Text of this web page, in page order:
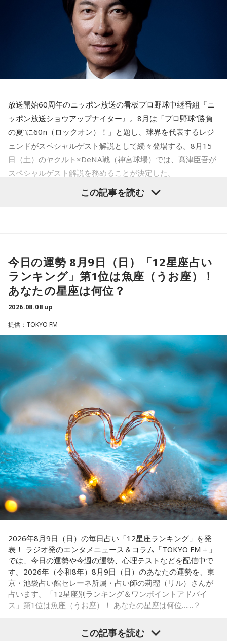
3連休の最後、春分の日は家でリラックスしながらラジオを聴
いてみてはいかがでしょうか？
『radiko.jpプレミアム（エリアフリー聴取）』なら、今まで
聴けなかったラジオ局の番組も聴くことができます。
▼プレミアム会員登録はこちらから
http://radiko.jp/rg/premium/
@SPORTSBEAT_TFM
この心理テストでわかることは、追い詰められた時に出る、
あなたの「究極の裏の顔」です。
とっさに握りしめたものは、あなたが窮地で無意識に守ろう
とする「本当に大切なもの」を暗示しています。冷静ではい
られない極限の場面でこそ、普段は隠れているあなたの本性
鳩のぬいぐるみは「愛情」を暗示しています。あなたは追い
詰められても、自分より大切な誰かを思い浮かべる、利他的
なタイプ。窮地でこそ人にやさしくできる、あたたかい心の
持ち主です。ただ、自分を後回しにしすぎないよう気をつけ
てください。
2．身分証……本性は「したたかな悪魔」
身分証は「あなた自身の存在」を暗示しています。あなたは
窮地に立たされると、何よりまず自分を守り抜く、利己的な
乾電池は「内に秘めたエネルギー」を暗示しています。あな
たは追い詰められると、理屈より先に、その時の衝動でとっ
さに動く本能タイプ。ある意味では、いちばん人間らしいか
もしれません。勢いが吉と出ることも多いですが、一呼吸置
いて考える癖もつけてみて。
4．懐中電灯……本性は「冷静な神様!?」
懐中電灯は「今後の見通し」を暗示しています。あなたは極
限の場面でもパニックにならず、状況を一歩引いて見極める
冷静沈着なタイプ。感情に飲まれず、俯瞰して考えられるタ
イプです。ただ、いつも冷静すぎると近寄りがたく見られる
こともあるので、時には素直になってみましょう。
天使も悪魔も、どちらもあなたの一部。自分の中の両方を知
っておくことが、いざという時の本当の強さになるのかもし
れません。
■監修者プロフィール：蝶ちょ（ちょうちょ）
池袋占い館セレーネ所属。電話占いメルにも出演。第六感で
人の想いを捉える羅針盤ヒーラー。霊感タロット、四柱推
命、宿曜占星術でオーダーメイドの鑑定を手掛ける。転職、
結婚、離別など多くの経験から、今どう動くべきか悩む人に
Webサイト：https://selene-uranai.com/
YouTube： https://www.youtube.com/@ataru-uranai
放送開始60周年のニッポン放送の看板プロ野球中継番組『ニ
ッポン放送ショウアップナイター』。8月は「プロ野球“勝負
の夏”に60n（ロックオン）！」と題し、球界を代表するレジ
ェンドがスペシャルゲスト解説として続々登場する。8月15
日（土）のヤクルト×DeNA戦（神宮球場）では、髙津臣吾が
スペシャルゲスト解説を務めることが決定した。
シーズン、ヤクルトの監督を務め、前年最下位からの日本
一、球団初のリーグ連覇を成し遂げた。
選手としても指揮官としてもヤクルトが誇る球界のレジェン
ドといえる髙津が8月15日（土）に神宮球場で行われる「ヤ
クルト×DeNA」に『ニッポン放送ショウアップナイター』の
スペシャルゲスト解説として登場する。現役時代は『ニッポ
ン放送ショウアップナイター』の事前情報番組でレギュラー
出演コーナーを持つなど、ニッポン放送リスナーにはお馴染
みの髙津だが、『ニッポン放送ショウアップナイター』で解
説を務めるのは2013年以来、13年ぶりとなる。
ペナントレースも終盤に差し掛かり、古巣・ヤクルトにとっ
て勝負の夏となる神宮球場の一戦での髙津氏ならではの視点
に注目が集まる。
『ニッポン放送ショウアップナイター』では、今後も60周年
のアニバーサリーイヤーにふさわしい球界のレジェンドたち
がスペシャルゲスト解説者として登場する。さらに、リスナ
ーにとって嬉しい夏の味覚や現金が当たるプレゼント企画も
実施する。
■髙津臣吾 コメント
「ショウアップナイター」をお聴きの皆さま、ご無沙汰して
おります。
増す独特の緊張感を、ラジオを通じてお伝えできればと思い
この記事を読む
今日の運勢 8月9日（日）「12星座占い
ランキング」第1位は魚座（うお座）！
あなたの星座は何位？
2026.08.08 up
提供：TOKYO FM
2026年8月9日（日）の毎日占い「12星座ランキング」を発
表！ ラジオ発のエンタメニュース＆コラム「TOKYO FM＋」
では、今日の運勢や今週の運勢、心理テストなどを配信中で
す。2026年（令和8年）8月9日（日）のあなたの運勢を、東
京・池袋占い館セレーネ所属・占い師の莉瑠（リル）さんが
占います。「12星座別ランキング＆ワンポイントアドバイ
ス」第1位は魚座（うお座）！ あなたの星座は何位……？
この記事を読む